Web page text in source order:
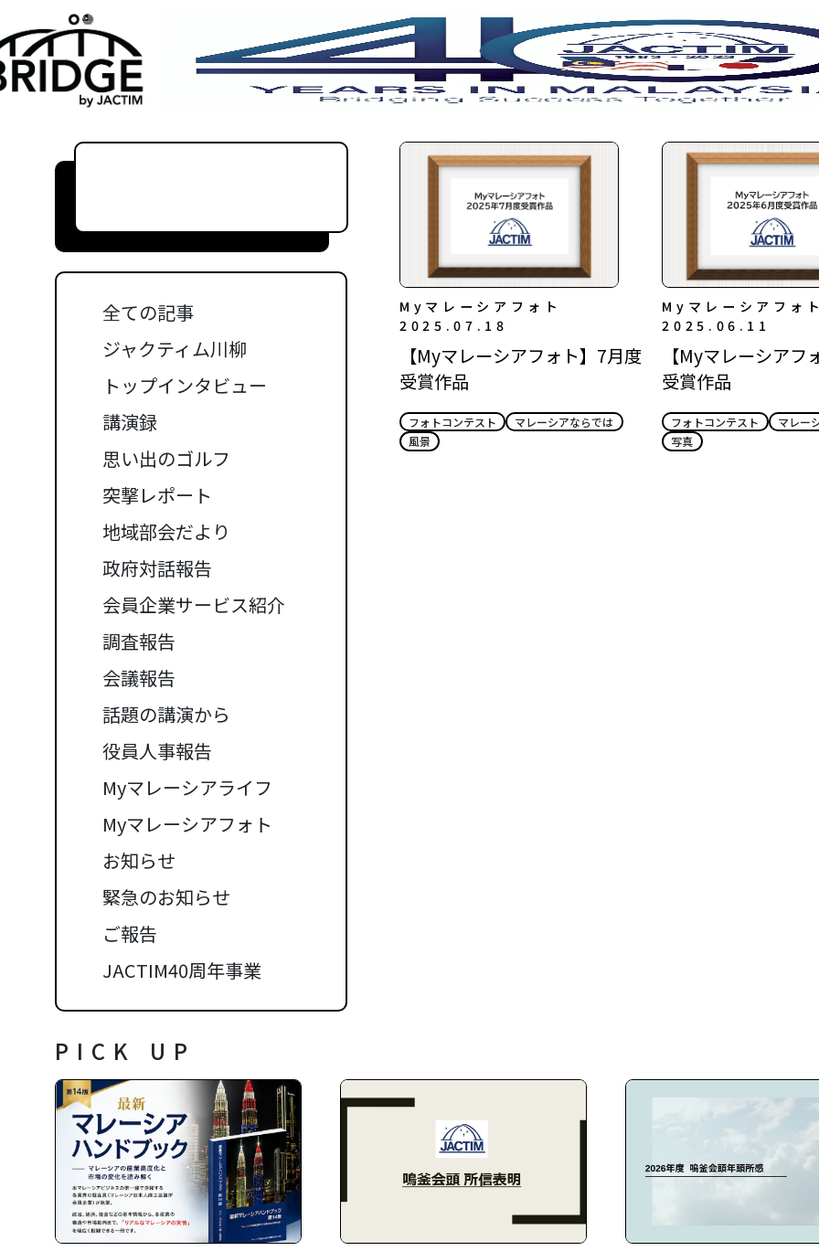
全ての記事
ジャクティム川柳
トップインタビュー
講演録
思い出のゴルフ
突撃レポート
地域部会だより
政府対話報告
会員企業サービス紹介
調査報告
会議報告
話題の講演から
役員人事報告
Myマレーシアライフ
Myマレーシアフォト
お知らせ
緊急のお知らせ
ご報告
JACTIM40周年事業
Myマレーシアフォト
2025.07.18
【Myマレーシアフォト】7月度
受賞作品
フォトコンテスト
マレーシアならでは
風景
Myマレーシアフォト
2025.06.11
【Myマレーシアフ
受賞作品
フォトコンテスト
マレー
写真
PICK UP